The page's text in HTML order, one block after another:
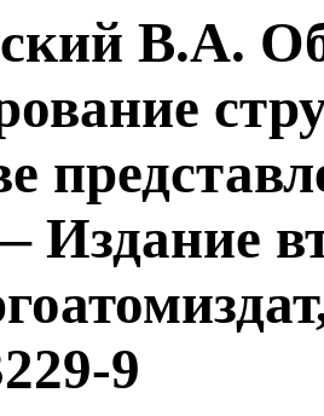
В.А.
Издание
9